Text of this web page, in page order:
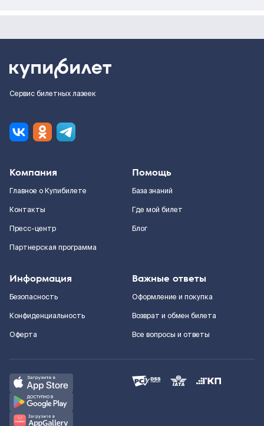
Сервис билетных лазеек
Компания
Главное о Купибилете
Контакты
Пресс-центр
Партнерская программа
Помощь
База знаний
Где мой билет
Блог
Информация
Безопасность
Конфиденциальность
Оферта
Важные ответы
Оформление и покупка
Возврат и обмен билета
Все вопросы и ответы